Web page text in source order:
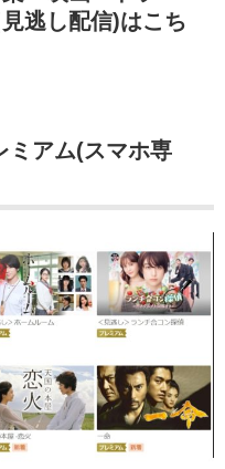
逃し配信)はこち
ミアム(スマホ専